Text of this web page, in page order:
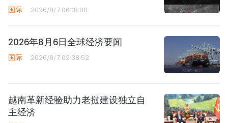
国际 2026/8/7 06:18:00
2026年8月6日全球经济要闻
国际 2026/8/7 02:38:52
越南革新经验助力老挝建设独立自
主经济